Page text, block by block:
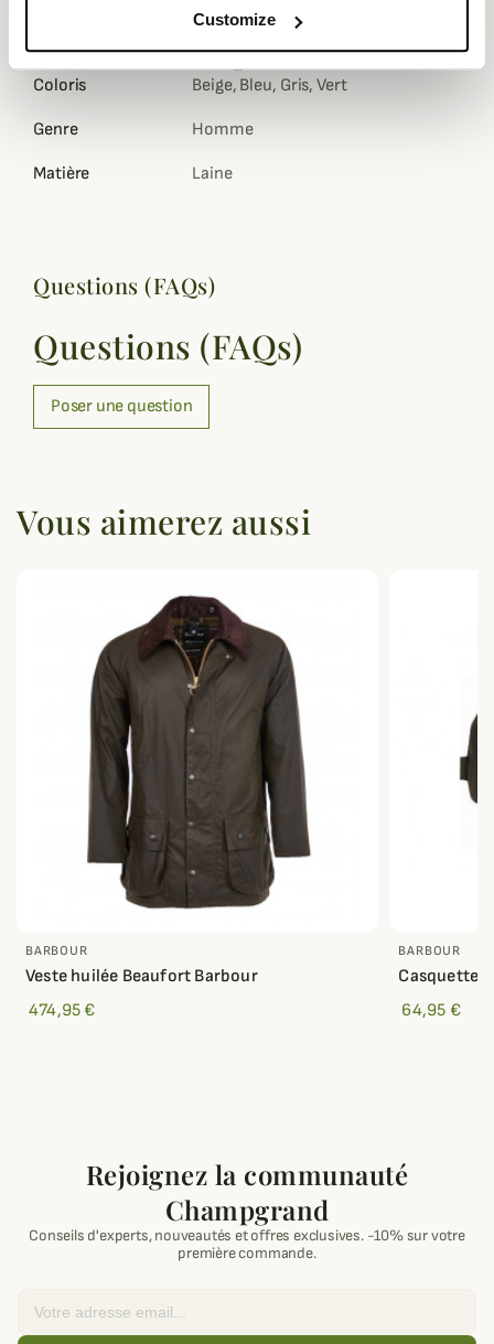
Customize
Fiche technique
Coloris Beige, Bleu, Gris, Vert
Genre Homme
Matière Laine
Questions (FAQs)
Questions (FAQs)
Poser une question
Vous aimerez aussi
BARBOUR
Veste huilée Beaufort Barbour
474,95 €
BARBOUR
Casquette
64,95 €
Rejoignez la communauté
Champgrand
Conseils d'experts, nouveautés et offres exclusives. -10% sur votre
première commande.